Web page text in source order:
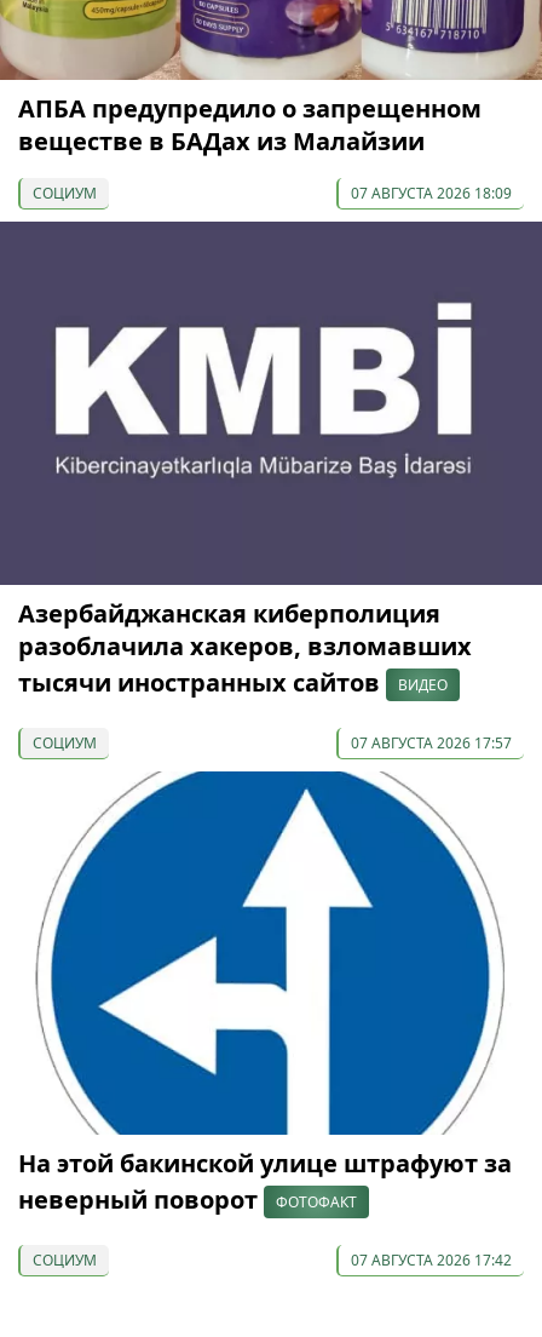
АПБА предупредило о запрещенном
веществе в БАДах из Малайзии
СОЦИУМ 07 АВГУСТА 2026 18:09
Азербайджанская киберполиция
разоблачила хакеров, взломавших
тысячи иностранных сайтов
ВИДЕО
СОЦИУМ 07 АВГУСТА 2026 17:57
На этой бакинской улице штрафуют за
неверный поворот
ФОТОФАКТ
СОЦИУМ 07 АВГУСТА 2026 17:42